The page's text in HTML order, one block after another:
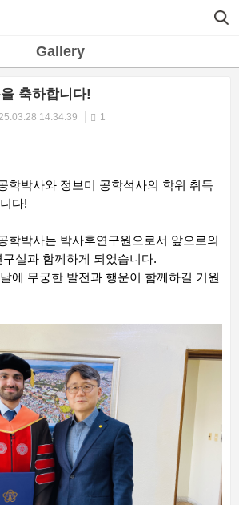
Gallery
축하합니다!
14:34:39 1
학박사와 정보미 공학석사의 학위 취득
다!
학박사는 박사후연구원으로서 앞으로의
실과 함께하게 되었습니다.
에 무궁한 발전과 행운이 함께하길 기원